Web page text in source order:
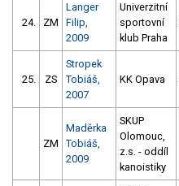
24. ZM
Langer
Filip,
2009
Univerzitní
sportovní
klub Praha
25. ZS
Stropek
Tobiáš,
2007
KK Opava
ZM
Maděrka
Tobiáš,
2009
SKUP
Olomouc,
z.s. - oddíl
kanoistiky